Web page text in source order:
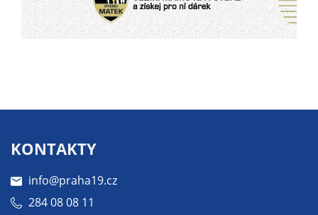
KONTAKTY
info@praha19.cz
284 08 08 11
soubory cookie a
další technologie,
abychom
zájmům našich